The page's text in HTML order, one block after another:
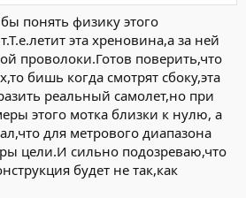
понять физику этого
эта хреновина,а за ней
проволоки.Готов поверить,что
бишь когда смотрят сбоку,эта
реальный самолет,но при
этого мотка близки к нулю, а
для метрового диапазона
цели.И сильно подозреваю,что
будет не так,как